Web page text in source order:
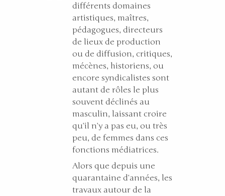
différents domaines
artistiques, maîtres,
pédagogues, directeurs
de lieux de production
ou de diffusion, critiques,
mécènes, historiens, ou
encore syndicalistes sont
autant de rôles le plus
souvent déclinés au
masculin, laissant croire
qu’il n’y a pas eu, ou très
peu, de femmes dans ces
fonctions médiatrices.
Alors que depuis une
quarantaine d’années, les
travaux autour de la